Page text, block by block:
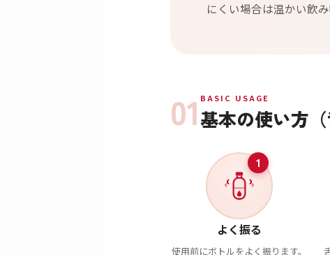
にくい場合は温かい飲
01 BASIC USAGE
基本の使い方（
1
よく振る
使用前にボトルをよく振ります。